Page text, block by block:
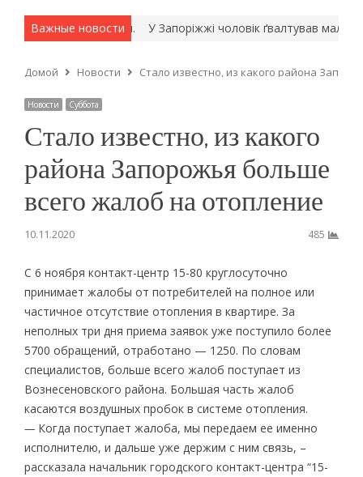
Важные новости
и армейские методы. У Запоріжжі чоловік ґвалтував
Домой Новости Стало известно, из какого района
Новости Суббота
Стало известно, из какого
района Запорожья больше
всего жалоб на отопление
10.11.2020 485
С 6 ноября контакт-центр 15-80 круглосуточно
принимает жалобы от потребителей на полное или
частичное отсутствие отопления в квартире. За
неполных три дня приема заявок уже поступило более
5700 обращений, отработано — 1250. По словам
специалистов, больше всего жалоб поступает из
Вознесеновского района. Большая часть жалоб
касаются воздушных пробок в системе отопления.
— Когда поступает жалоба, мы передаем ее именно
исполнителю, и дальше уже держим с ним связь, –
рассказала начальник городского контакт-центра “15-